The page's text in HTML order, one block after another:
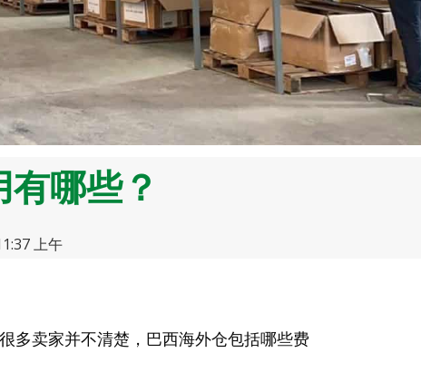
哪些？
上午
多卖家并不清楚，巴西海外仓包括哪些费